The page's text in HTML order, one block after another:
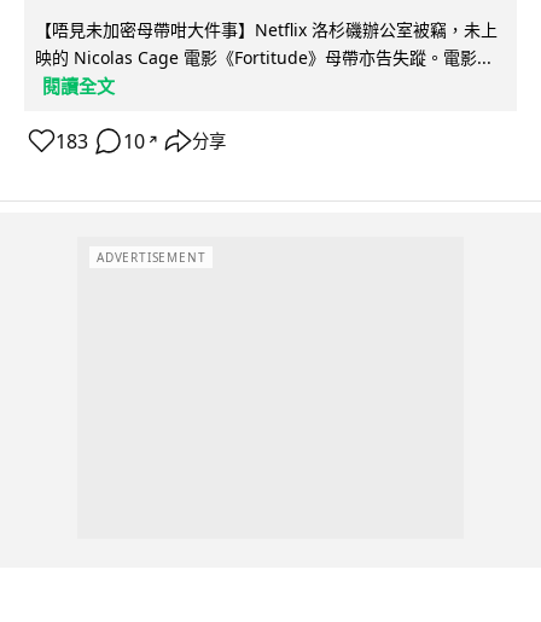
【唔見未加密母帶咁大件事】Netflix 洛杉磯辦公室被竊，未上
映的 Nicolas Cage 電影《Fortitude》母帶亦告失蹤。電影...
閱讀全文
183 10 ↗ 分享
ADVERTISEMENT